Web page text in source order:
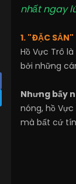
nhất ngay
1. "ĐẶC
Hồ Vực Trô
bởi những
Nhưng bấy
nóng, hồ
mà bất cứ